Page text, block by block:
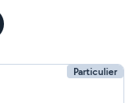
Particulier